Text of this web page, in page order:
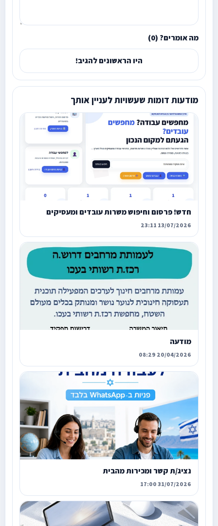
מה אומרים? (0)
היו הראשונים להגיב!
מודעות דומות שעשויות לעניין אותך
חדש! פרסום וחיפוש משרות עובדים ומעסיקים
13/07/2026 23:11
מודעה
20/04/2026 08:29
נציג/ת קשר ומכירות מהבית
31/07/2026 17:00